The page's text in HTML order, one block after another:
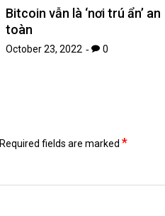
Bitcoin vẫn là ‘nơi trú ẩn’ an
toàn
October 23, 2022 0
Required fields are marked *